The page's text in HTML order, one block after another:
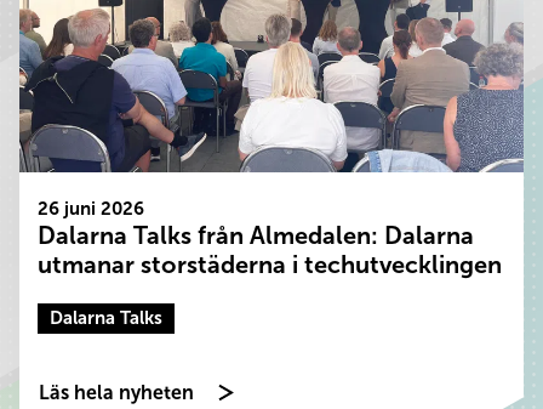
26 juni 2026
Dalarna Talks från Almedalen: Dalarna
utmanar storstäderna i techutvecklingen
Dalarna Talks
Läs hela nyheten